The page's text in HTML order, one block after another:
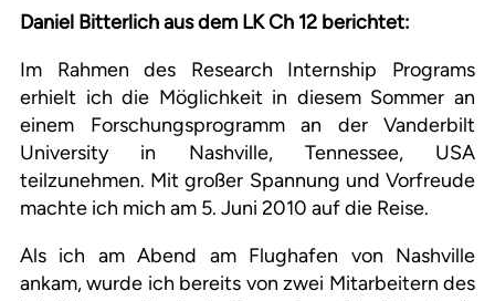
Daniel Bitterlich aus dem LK Ch 12 berichtet:
Im Rahmen des Research Internship Programs
erhielt ich die Möglichkeit in diesem Sommer an
einem Forschungsprogramm an der Vanderbilt
University in Nashville, Tennessee, USA
teilzunehmen. Mit großer Spannung und Vorfreude
machte ich mich am 5. Juni 2010 auf die Reise.
Als ich am Abend am Flughafen von Nashville
ankam, wurde ich bereits von zwei Mitarbeitern des